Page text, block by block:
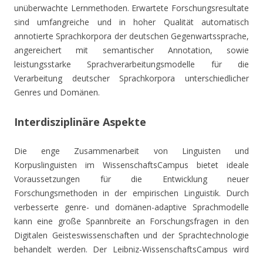
unüberwachte Lernmethoden. Erwartete Forschungsresultate
sind umfangreiche und in hoher Qualität automatisch
annotierte Sprachkorpora der deutschen Gegenwartssprache,
angereichert mit semantischer Annotation, sowie
leistungsstarke Sprachverarbeitungsmodelle für die
Verarbeitung deutscher Sprachkorpora unterschiedlicher
Genres und Domänen.
Interdisziplinäre Aspekte
Die enge Zusammenarbeit von Linguisten und
Korpuslinguisten im WissenschaftsCampus bietet ideale
Voraussetzungen für die Entwicklung neuer
Forschungsmethoden in der empirischen Linguistik. Durch
verbesserte genre- und domänen-adaptive Sprachmodelle
kann eine große Spannbreite an Forschungsfragen in den
Digitalen Geisteswissenschaften und der Sprachtechnologie
behandelt werden. Der Leibniz-WissenschaftsCampus wird